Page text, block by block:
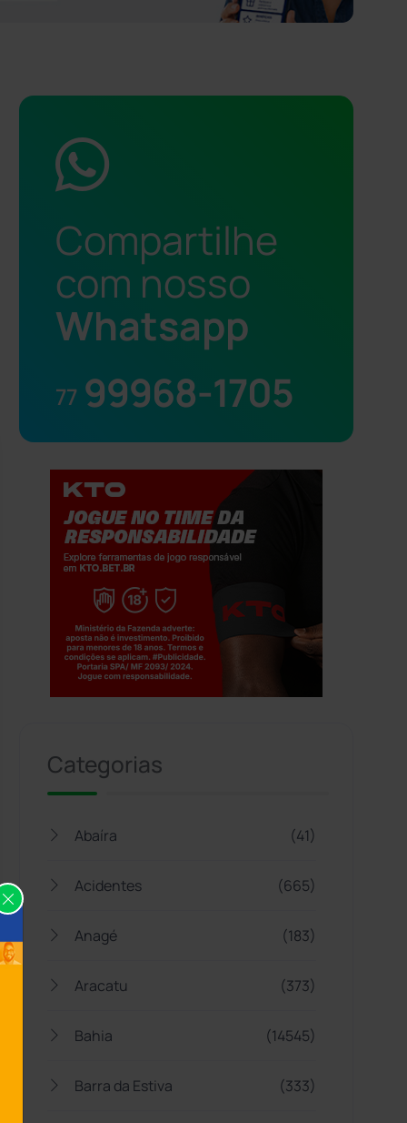
Compartilhe
com nosso
Whatsapp
77 99968-1705
Categorias
Abaíra (41)
Acidentes (665)
Anagé (183)
Aracatu (373)
Bahia (14545)
Barra da Estiva (333)